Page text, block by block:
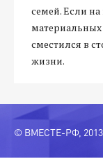
семей. Если
материальных
сместился в
жизни.
© ВМЕСТЕ-РФ,